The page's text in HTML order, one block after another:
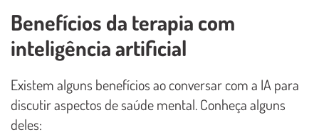
Benefícios da terapia com
inteligência artificial
Existem alguns benefícios ao conversar com a IA para
discutir aspectos de saúde mental. Conheça alguns
deles: